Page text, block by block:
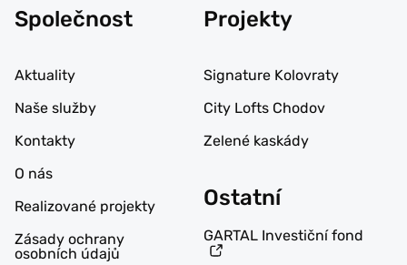
Společnost
Aktuality
Naše služby
Kontakty
O nás
Realizované projekty
Zásady ochrany
osobních údajů
Projekty
Signature Kolovraty
City Lofts Chodov
Zelené kaskády
Ostatní
GARTAL Investiční fond